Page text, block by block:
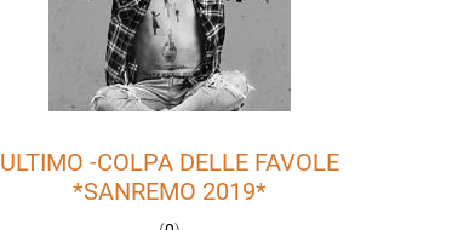
ULTIMO -COLPA DELLE FAVOLE
*SANREMO 2019*